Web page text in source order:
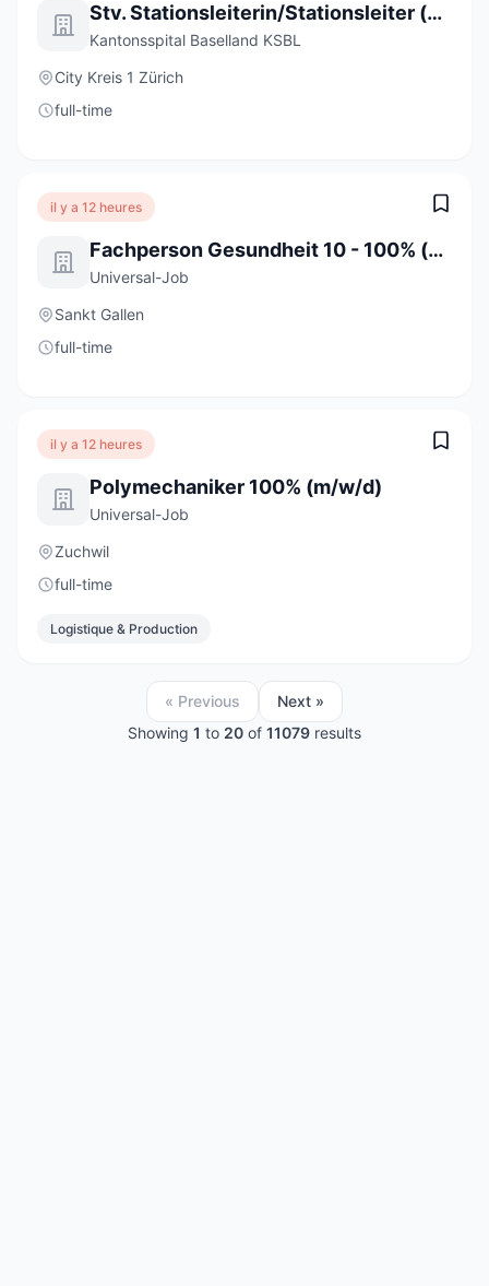
Stv. Stationsleiterin/Stationsleiter (a) 80-100%
Kantonsspital Baselland KSBL
City Kreis 1 Zürich
full-time
il y a 12 heures
Fachperson Gesundheit 10 - 100% (m/w/d)
Universal-Job
Sankt Gallen
full-time
il y a 12 heures
Polymechaniker 100% (m/w/d)
Universal-Job
Zuchwil
full-time
Logistique & Production
« Previous
Next »
Showing 1 to 20 of 11079 results